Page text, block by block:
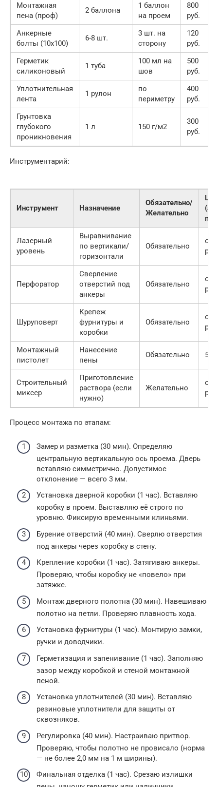
Монтажная
пена (проф)
2 баллона
1 баллон
на проем
800
руб.
Анкерные
болты (10х100)
6-8 шт.
3 шт. на
сторону
120
руб.
Герметик
силиконовый
1 туба
100 мл на
шов
500
руб.
Уплотнительная
лента
1 рулон
по
периметру
400
руб.
Грунтовка
глубокого
проникновения
1 л 150 г/м2
300
руб.
Инструментарий:
Инструмент Назначение
Обязательно/
Желательно
Лазерный
уровень
Выравнивание
по вертикали/
горизонтали
Обязательно
от
руб.
Перфоратор
Сверление
отверстий под
анкеры
Обязательно
от
руб.
Шуруповерт
Крепеж
фурнитуры и
коробки
Обязательно
от
руб.
Монтажный
пистолет
Нанесение
пены
Обязательно
Строительный
миксер
Приготовление
раствора (если
нужно)
Желательно
от
руб.
Процесс монтажа по этапам:
Замер и разметка (30 мин). Определяю
центральную вертикальную ось проема. Дверь
вставляю симметрично. Допустимое
отклонение — всего 3 мм.
Установка дверной коробки (1 час). Вставляю
коробку в проем. Выставляю её строго по
уровню. Фиксирую временными клиньями.
Бурение отверстий (40 мин). Сверлю отверстия
под анкеры через коробку в стену.
Крепление коробки (1 час). Затягиваю анкеры.
Проверяю, чтобы коробку не «повело» при
затяжке.
Монтаж дверного полотна (30 мин). Навешиваю
полотно на петли. Проверяю плавность хода.
Установка фурнитуры (1 час). Монтирую замки,
ручки и доводчики.
Герметизация и запенивание (1 час). Заполняю
зазор между коробкой и стеной монтажной
пеной.
Установка уплотнителей (30 мин). Вставляю
резиновые уплотнители для защиты от
сквозняков.
Регулировка (40 мин). Настраиваю притвор.
Проверяю, чтобы полотно не провисало (норма
— не более 2,0 мм на 1 м ширины).
Финальная отделка (1 час). Срезаю излишки